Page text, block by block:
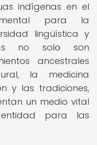
indígenas en el
para la
lingüística y
no solo son
ancestrales
la medicina
y las tradiciones,
un medio vital
para las